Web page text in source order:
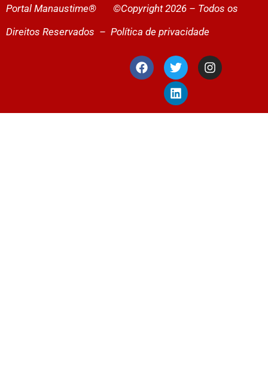
Portal Manaustime® ©Copyright 2026 – Todos os
Direitos Reservados – Política de privacidade